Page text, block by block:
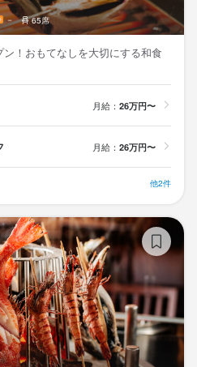
－ 65席
！おもてなしを大切にする和食
月給： 26万円〜
月給： 26万円〜
他2件